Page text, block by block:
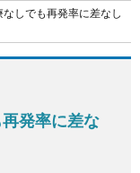
しでも再発率に差なし
発率に差な